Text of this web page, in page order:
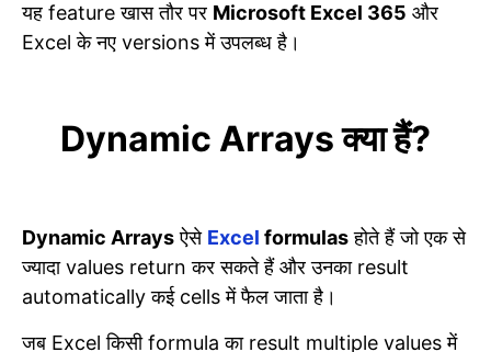
यह feature खास तौर पर Microsoft Excel 365 और
Excel के नए versions में उपलब्ध है।
Dynamic Arrays क्या हैं?
Dynamic Arraysऐसे Excel formulasहोते हैं जो एक से
ज्यादा values return कर सकते हैं और उनका result
automatically कई cells में फैल जाता है।
जब Excel किसी formula का result multiple values में